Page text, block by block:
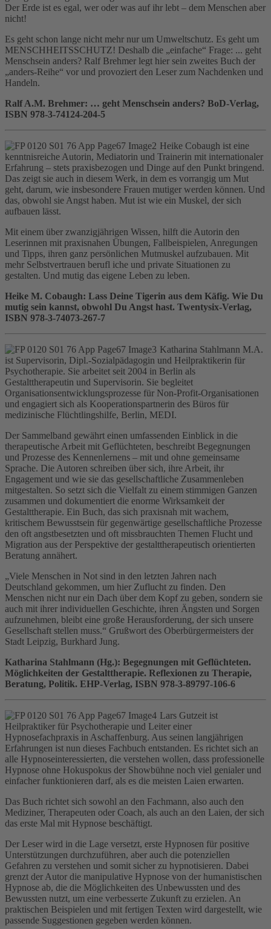
Der Erde ist es egal, wer oder was auf ihr lebt – dem Menschen aber
nicht!
Es geht schon lange nicht mehr nur um Umweltschutz. Es geht um
MENSCHHEITSSCHUTZ! Deshalb die „einfache“ Frage: ... geht
Menschsein anders? Ralf Brehmer legt hier sein zweites Buch der
„anders-Reihe“ vor und provoziert den Leser zum Nachdenken und
Handeln.
Ralf A.M. Brehmer: … geht Menschsein anders? BoD-Verlag,
ISBN 978-3-74124-204-5
Heike Cobaugh ist eine
kenntnisreiche Autorin, Mediatorin und Trainerin mit internationaler
Erfahrung – stets praxisbezogen und Dinge auf den Punkt bringend.
Das zeigt sie auch in diesem Werk, in dem es vorrangig um Mut
geht, darum, wie insbesondere Frauen mutiger werden können. Und
das, obwohl sie Angst haben. Mut ist wie ein Muskel, der sich
aufbauen lässt.
Mit einem über zwanzigjährigen Wissen, hilft die Autorin den
Leserinnen mit praxisnahen Übungen, Fallbeispielen, Anregungen
und Tipps, ihren ganz persönlichen Mutmuskel aufzubauen. Mit
mehr Selbstvertrauen berufl iche und private Situationen zu
gestalten. Und mutig das eigene Leben zu leben.
Heike M. Cobaugh: Lass Deine Tigerin aus dem Käfig. Wie Du
mutig sein kannst, obwohl Du Angst hast. Twentysix-Verlag,
ISBN 978-3-74073-267-7
Katharina Stahlmann M.A.
ist Supervisorin, Dipl.-Sozialpädagogin und Heilpraktikerin für
Psychotherapie. Sie arbeitet seit 2004 in Berlin als
Gestalttherapeutin und Supervisorin. Sie begleitet
Organisationsentwicklungsprozesse für Non-Profit-Organisationen
und engagiert sich als Kooperationspartnerin des Büros für
medizinische Flüchtlingshilfe, Berlin, MEDI.
Der Sammelband gewährt einen umfassenden Einblick in die
therapeutische Arbeit mit Geflüchteten, beschreibt Begegnungen
und Prozesse des Kennenlernens – mit und ohne gemeinsame
Sprache. Die Autoren schreiben über sich, ihre Arbeit, ihr
Engagement und wie sie das gesellschaftliche Zusammenleben
mitgestalten. So setzt sich die Vielfalt zu einem stimmigen Ganzen
zusammen und dokumentiert die enorme Wirksamkeit der
Gestalttherapie. Ein Buch, das sich praxisnah mit wachem,
kritischem Bewusstsein für gegenwärtige gesellschaftliche Prozesse
den oft angstbesetzten und oft missbrauchten Themen Flucht und
Migration aus der Perspektive der gestalttherapeutisch orientierten
Beratung annähert.
„Viele Menschen in Not sind in den letzten Jahren nach
Deutschland gekommen, um hier Zuflucht zu finden. Den
Menschen nicht nur ein Dach über dem Kopf zu geben, sondern sie
auch mit ihrer individuellen Geschichte, ihren Ängsten und Sorgen
aufzunehmen, bleibt eine große Herausforderung, der sich unsere
Gesellschaft stellen muss.“ Grußwort des Oberbürgermeisters der
Stadt Leipzig, Burkhard Jung.
Katharina Stahlmann (Hg.): Begegnungen mit Geflüchteten.
Möglichkeiten der Gestalttherapie. Reflexionen zu Therapie,
Beratung, Politik. EHP-Verlag, ISBN 978-3-89797-106-6
Lars Gutzeit ist
Heilpraktiker für Psychotherapie und Leiter einer
Hypnosefachpraxis in Aschaffenburg. Aus seinen langjährigen
Erfahrungen ist nun dieses Fachbuch entstanden. Es richtet sich an
alle Hypnoseinteressierten, die verstehen wollen, dass professionelle
Hypnose ohne Hokuspokus der Showbühne noch viel genialer und
einfacher funktionieren darf, als es die meisten Laien erwarten.
Das Buch richtet sich sowohl an den Fachmann, also auch den
Mediziner, Therapeuten oder Coach, als auch an den Laien, der sich
das erste Mal mit Hypnose beschäftigt.
Der Leser wird in die Lage versetzt, erste Hypnosen für positive
Unterstützungen durchzuführen, aber auch die potenziellen
Gefahren zu verstehen und somit sicher zu hypnotisieren. Dabei
grenzt der Autor die manipulative Hypnose von der humanistischen
Hypnose ab, die die Möglichkeiten des Unbewussten und des
Bewussten nutzt, um eine verbesserte Zukunft zu erzielen. An
praktischen Beispielen und mit fertigen Texten wird dargestellt, wie
passende Suggestionen gegeben werden können.